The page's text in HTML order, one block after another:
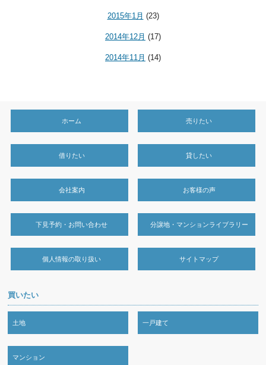
2015年1月 (23)
2014年12月 (17)
2014年11月 (14)
ホーム 売りたい
借りたい 貸したい
会社案内 お客様の声
下見予約・お問い合わせ 分譲地・マンションライブラリー
個人情報の取り扱い サイトマップ
買いたい
土地 一戸建て
マンション